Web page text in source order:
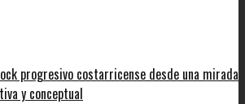
progresivo costarricense desde una mirada
y conceptual